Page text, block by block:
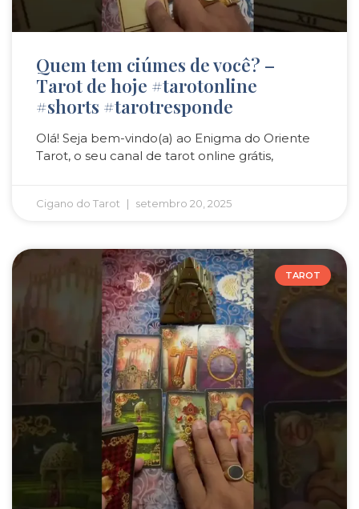
Quem tem ciúmes de você? –
Tarot de hoje #tarotonline
#shorts #tarotresponde
Olá! Seja bem-vindo(a) ao Enigma do Oriente
Tarot, o seu canal de tarot online grátis,
Cigano do Tarot setembro 20, 2025
TAROT